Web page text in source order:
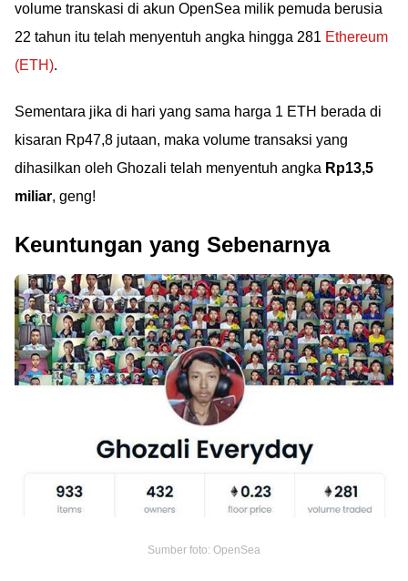
volume transkasi di akun OpenSea milik pemuda berusia
22 tahun itu telah menyentuh angka hingga 281 Ethereum
(ETH).
Sementara jika di hari yang sama harga 1 ETH berada di
kisaran Rp47,8 jutaan, maka volume transaksi yang
dihasilkan oleh Ghozali telah menyentuh angka Rp13,5
miliar, geng!
Keuntungan yang Sebenarnya
Sumber foto: OpenSea